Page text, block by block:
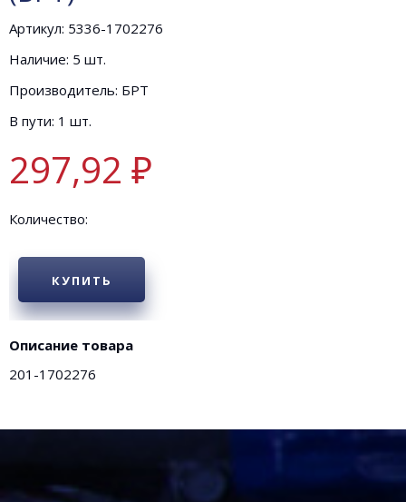
Артикул: 5336-1702276
Наличие: 5 шт.
Производитель: БРТ
В пути: 1 шт.
297,92 ₽
Количество:
КУПИТЬ
Описание товара
201-1702276